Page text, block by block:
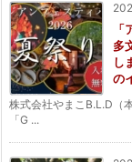
多
し
の
株式会社やまこB.L.D（
「G ...